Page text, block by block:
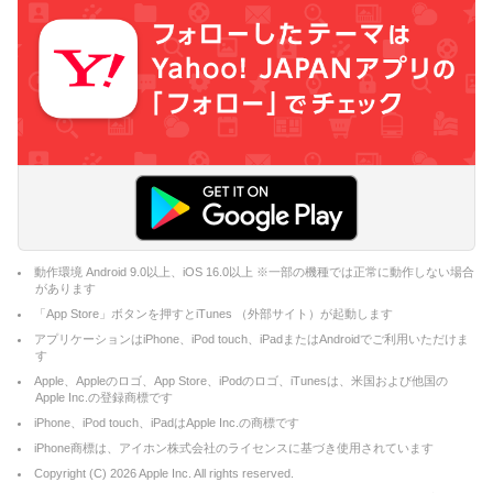
動作環境 Android 9.0以上、iOS 16.0以上 ※一部の機種では正常に動作しない場合
があります
「App Store」ボタンを押すとiTunes （外部サイト）が起動します
アプリケーションはiPhone、iPod touch、iPadまたはAndroidでご利用いただけま
す
Apple、Appleのロゴ、App Store、iPodのロゴ、iTunesは、米国および他国の
Apple Inc.の登録商標です
iPhone、iPod touch、iPadはApple Inc.の商標です
iPhone商標は、アイホン株式会社のライセンスに基づき使用されています
Copyright (C) 2026Apple Inc. All rights reserved.